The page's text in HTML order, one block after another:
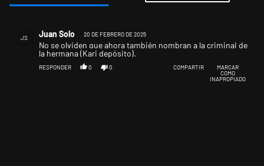
JS Juan Solo 20 DE FEBRERO DE 2025
No se olviden que ahora también nombran a la criminaI de
la hermana (Kari depósito).
RESPONDER 0 0 COMPARTIR
MARCAR
COMO
INAPROPIADO